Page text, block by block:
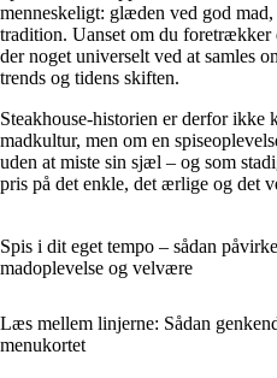
menneskeligt: glæden ved god
tradition. Uanset om du foretrækker
der noget universelt ved at samles
trends og tidens skiften.
Steakhouse-historien er derfor
madkultur, men om en
uden at miste sin sjæl – og som
pris på det enkle, det ærlige og det
Spis i dit eget tempo – sådan
madoplevelse og velvære
Læs mellem linjerne: Sådan
menukortet